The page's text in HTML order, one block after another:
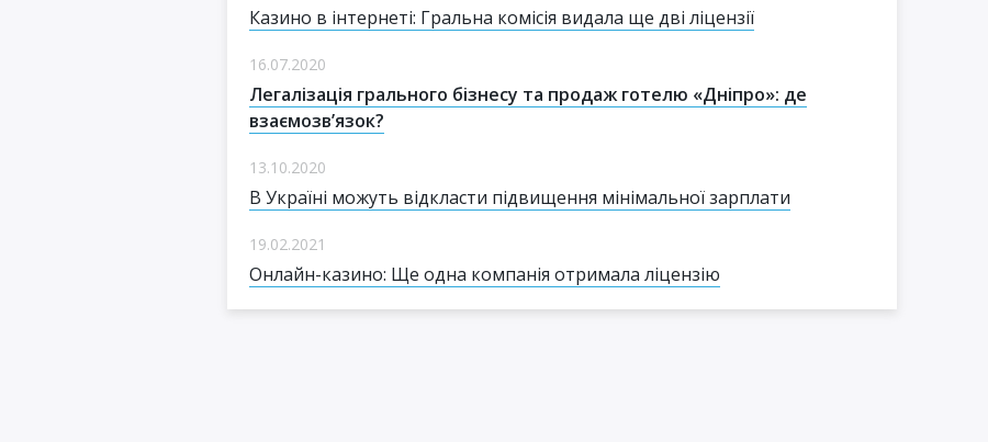
Казино в інтернеті: Гральна комісія видала ще дві ліцензії
16.07.2020
Легалізація грального бізнесу та продаж готелю «Дніпро»: де
взаємозв’язок?
13.10.2020
В Україні можуть відкласти підвищення мінімальної зарплати
19.02.2021
Онлайн-казино: Ще одна компанія отримала ліцензію